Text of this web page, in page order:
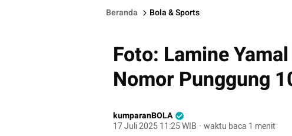
Beranda Bola & Sports
Foto: Lamine
Nomor Punggung
kumparanBOLA
17 Juli 2025 11:25 WIB · waktu baca 1 menit